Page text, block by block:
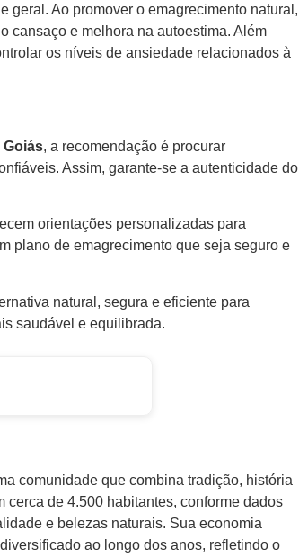
geral. Ao promover o emagrecimento natural,
cansaço e melhora na autoestima. Além
os níveis de ansiedade relacionados à
Goiás, a recomendação é procurar
Assim, garante-se a autenticidade do
orientações personalizadas para
plano de emagrecimento que seja seguro e
natural, segura e eficiente para
saudável e equilibrada.
comunidade que combina tradição, história
cerca de 4.500 habitantes, conforme dados
e belezas naturais. Sua economia
ao longo dos anos, refletindo o